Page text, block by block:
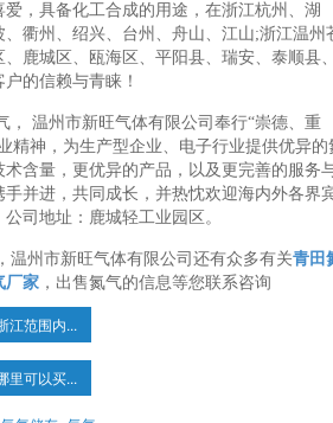
，具备化工合成的用途，在浙江杭州、湖
衢州、绍兴、台州、舟山、江山;浙江温州
鹿城区、瓯海区、平阳县、瑞安、泰顺县
的信赖与青睐！
， 温州市新旺气体有限公司奉行“崇德、重
精神，为生产型企业、电子行业提供优异的
含量，更优异的产品，以及更完善的服务
并进，共同成长，并热忱欢迎海内外各界
司地址：鹿城轻工业园区。
温州市新旺气体有限公司还有众多有关青田
厂家，出售氮气的信息等您联系咨询
江范围内...
里可以买...